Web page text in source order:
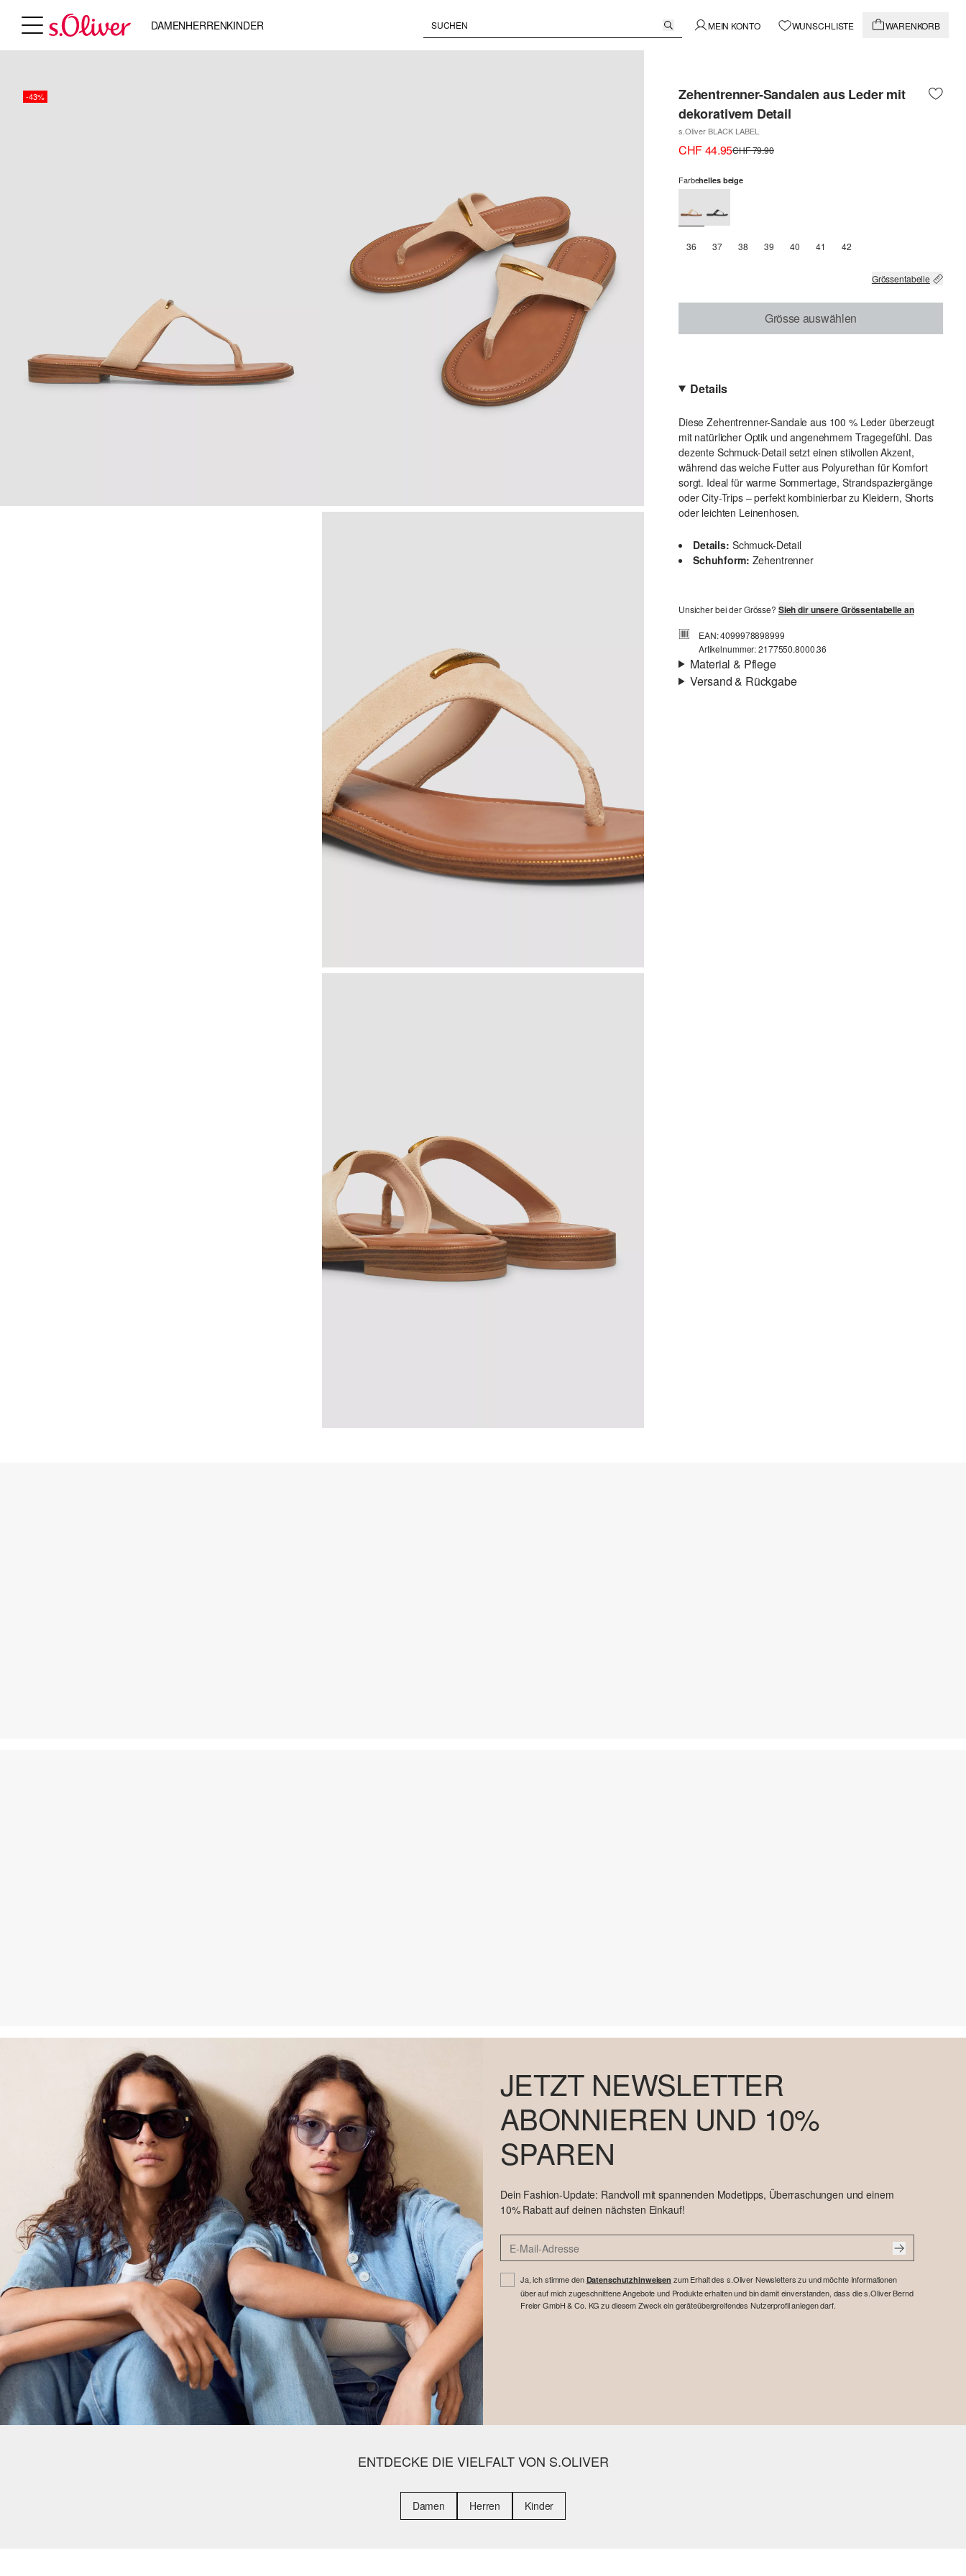
DAMENHERRENKINDER MEIN KONTO WUNSCHLISTE WARENKORB
-43%
Zehentrenner-Sandalen aus Leder mit
dekorativem Detail
s.Oliver BLACK LABEL
CHF 44.95CHF 79.90
Farbehelles beige
36 37 38 39 40 41 42
Grössentabelle
Grösse auswählen
Details
Diese Zehentrenner-Sandale aus 100 % Leder überzeugt
mit natürlicher Optik und angenehmem Tragegefühl. Das
dezente Schmuck-Detail setzt einen stilvollen Akzent,
während das weiche Futter aus Polyurethan für Komfort
sorgt. Ideal für warme Sommertage, Strandspaziergänge
oder City-Trips – perfekt kombinierbar zu Kleidern, Shorts
oder leichten Leinenhosen.
Details: Schmuck-Detail
Schuhform: Zehentrenner
Unsicher bei der Grösse? Sieh dir unsere Grössentabelle an
EAN: 4099978898999
Artikelnummer: 2177550.8000.36
Material & Pflege
Versand & Rückgabe
JETZT NEWSLETTER
ABONNIEREN UND 10%
SPAREN
Dein Fashion-Update: Randvoll mit spannenden Modetipps, Überraschungen und einem
10% Rabatt auf deinen nächsten Einkauf!
Ja, ich stimme den Datenschutzhinweisen zum Erhalt des s.Oliver Newsletters zu und möchte Informationen
über auf mich zugeschnittene Angebote und Produkte erhalten und bin damit einverstanden, dass die s.Oliver Bernd
Freier GmbH & Co. KG zu diesem Zweck ein geräteübergreifendes Nutzerprofil anlegen darf.
ENTDECKE DIE VIELFALT VON S.OLIVER
Damen Herren Kinder